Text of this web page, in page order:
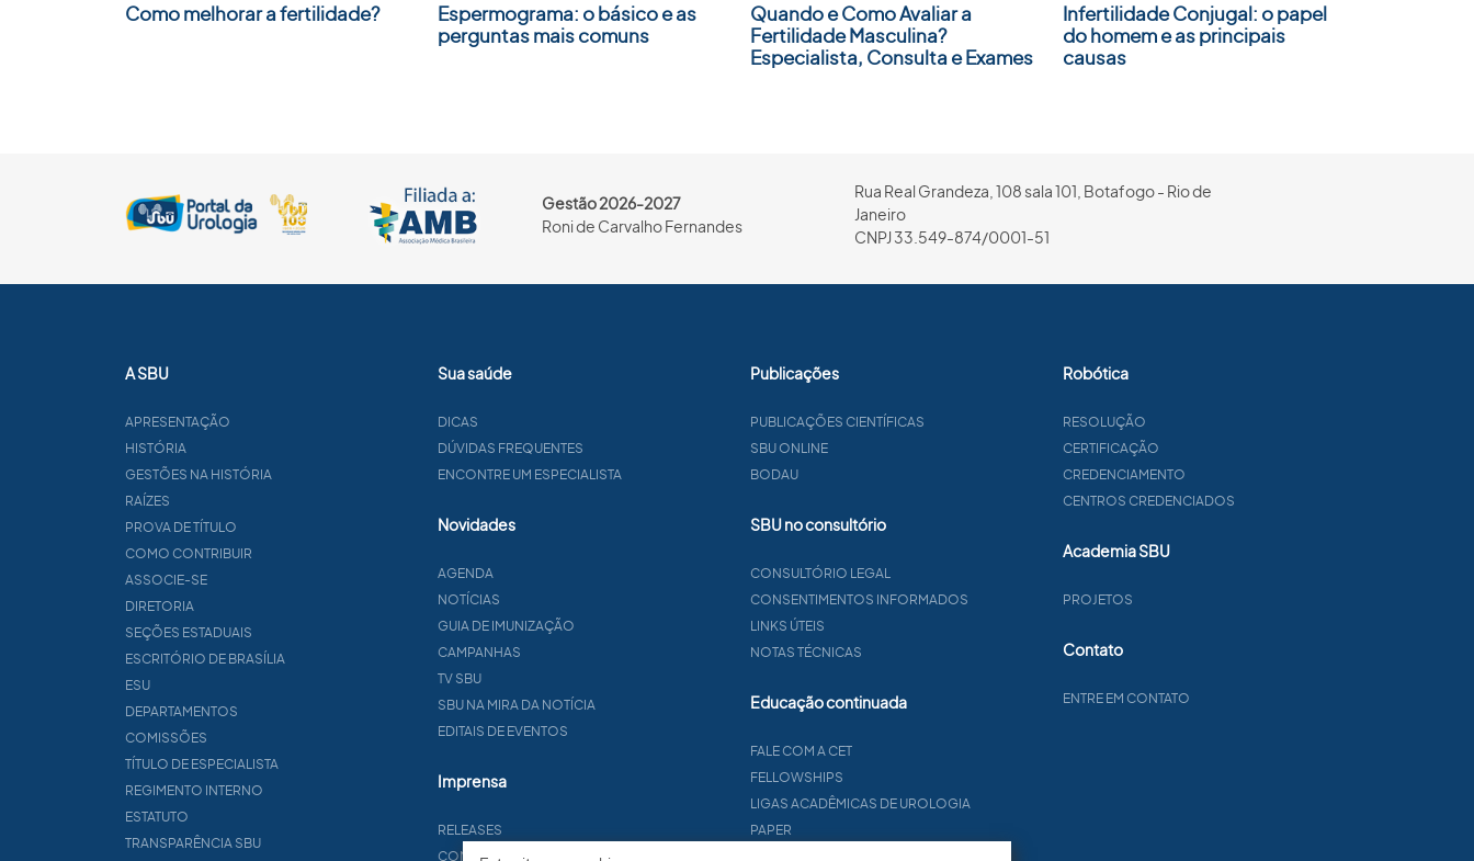
Como melhorar a fertilidade?
Espermograma: o básico e as
perguntas mais comuns
Quando e Como Avaliar a
Fertilidade Masculina?
Especialista, Consulta e Exames
Infertilidade Conjugal: o papel
do homem e as principais
causas
Gestão 2026-2027
Roni de Carvalho Fernandes
Rua Real Grandeza, 108 sala 101, Botafogo - Rio de
Janeiro
CNPJ 33.549-874/0001-51
A SBU
APRESENTAÇÃO
HISTÓRIA
GESTÕES NA HISTÓRIA
RAÍZES
PROVA DE TÍTULO
COMO CONTRIBUIR
ASSOCIE-SE
DIRETORIA
SEÇÕES ESTADUAIS
ESCRITÓRIO DE BRASÍLIA
ESU
DEPARTAMENTOS
COMISSÕES
TÍTULO DE ESPECIALISTA
REGIMENTO INTERNO
ESTATUTO
TRANSPARÊNCIA SBU
Sua saúde
DICAS
DÚVIDAS FREQUENTES
ENCONTRE UM ESPECIALISTA
Novidades
AGENDA
NOTÍCIAS
GUIA DE IMUNIZAÇÃO
CAMPANHAS
TV SBU
SBU NA MIRA DA NOTÍCIA
EDITAIS DE EVENTOS
Imprensa
RELEASES
CONTATO
Publicações
PUBLICAÇÕES CIENTÍFICAS
SBU ONLINE
BODAU
SBU no consultório
CONSULTÓRIO LEGAL
CONSENTIMENTOS INFORMADOS
LINKS ÚTEIS
NOTAS TÉCNICAS
Educação continuada
FALE COM A CET
FELLOWSHIPS
LIGAS ACADÊMICAS DE UROLOGIA
PAPER
Robótica
RESOLUÇÃO
CERTIFICAÇÃO
CREDENCIAMENTO
CENTROS CREDENCIADOS
Academia SBU
PROJETOS
Contato
ENTRE EM CONTATO